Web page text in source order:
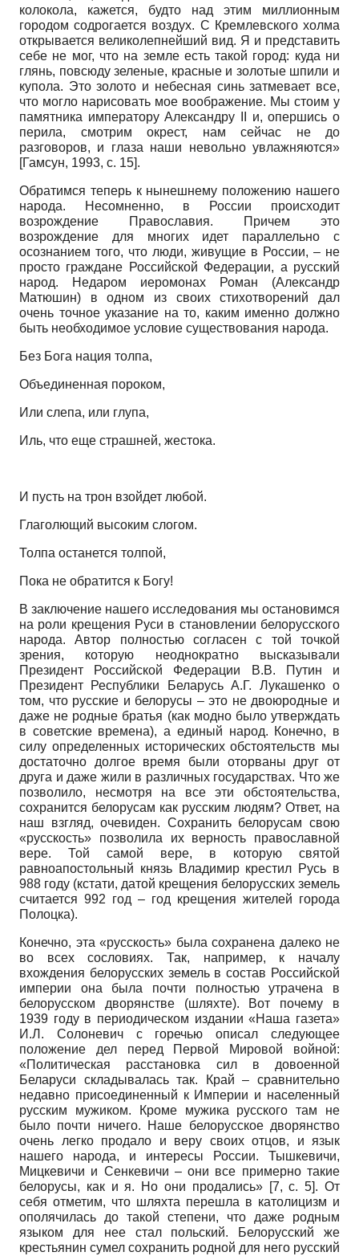
колокола, кажется, будто над этим миллионным
городом содрогается воздух. С Кремлевского холма
открывается великолепнейший вид. Я и представить
себе не мог, что на земле есть такой город: куда ни
глянь, повсюду зеленые, красные и золотые шпили и
купола. Это золото и небесная синь затмевает все,
что могло нарисовать мое воображение. Мы стоим у
памятника императору Александру II и, опершись о
перила, смотрим окрест, нам сейчас не до
разговоров, и глаза наши невольно увлажняются»
[Гамсун, 1993, с. 15].
Обратимся теперь к нынешнему положению нашего
народа. Несомненно, в России происходит
возрождение Православия. Причем это
возрождение для многих идет параллельно с
осознанием того, что люди, живущие в России, – не
просто граждане Российской Федерации, а русский
народ. Недаром иеромонах Роман (Александр
Матюшин) в одном из своих стихотворений дал
очень точное указание на то, каким именно должно
быть необходимое условие существования народа.
Без Бога нация толпа,
Объединенная пороком,
Или слепа, или глупа,
Иль, что еще страшней, жестока.
И пусть на трон взойдет любой.
Глаголющий высоким слогом.
Толпа останется толпой,
Пока не обратится к Богу!
В заключение нашего исследования мы остановимся
на роли крещения Руси в становлении белорусского
народа. Автор полностью согласен с той точкой
зрения, которую неоднократно высказывали
Президент Российской Федерации В.В. Путин и
Президент Республики Беларусь А.Г. Лукашенко о
том, что русские и белорусы – это не двоюродные и
даже не родные братья (как модно было утверждать
в советские времена), а единый народ. Конечно, в
силу определенных исторических обстоятельств мы
достаточно долгое время были оторваны друг от
друга и даже жили в различных государствах. Что же
позволило, несмотря на все эти обстоятельства,
сохранится белорусам как русским людям? Ответ, на
наш взгляд, очевиден. Сохранить белорусам свою
«русскость» позволила их верность православной
вере. Той самой вере, в которую святой
равноапостольный князь Владимир крестил Русь в
988 году (кстати, датой крещения белорусских земель
считается 992 год – год крещения жителей города
Полоцка).
Конечно, эта «русскость» была сохранена далеко не
во всех сословиях. Так, например, к началу
вхождения белорусских земель в состав Российской
империи она была почти полностью утрачена в
белорусском дворянстве (шляхте). Вот почему в
1939 году в периодическом издании «Наша газета»
И.Л. Солоневич с горечью описал следующее
положение дел перед Первой Мировой войной:
«Политическая расстановка сил в довоенной
Беларуси складывалась так. Край – сравнительно
недавно присоединенный к Империи и населенный
русским мужиком. Кроме мужика русского там не
было почти ничего. Наше белорусское дворянство
очень легко продало и веру своих отцов, и язык
нашего народа, и интересы России. Тышкевичи,
Мицкевичи и Сенкевичи – они все примерно такие
белорусы, как и я. Но они продались» [7, с. 5]. От
себя отметим, что шляхта перешла в католицизм и
ополячилась до такой степени, что даже родным
языком для нее стал польский. Белорусский же
крестьянин сумел сохранить родной для него русский